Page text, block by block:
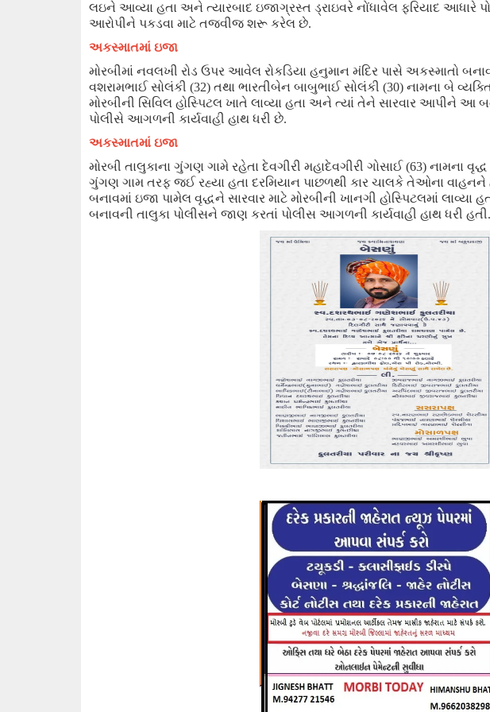
લઇને આવ્યા હતા અને ત્યારબાદ ઇજાગ્રસ્ત ડ્રાઇવરે નોંધાવેલ ફરિયાદ આધારે
આરોપીને પકડવા માટે તજવીજ શરૂ કરેલ છે.
અકસ્માતમાં ઇજા
મોરબીમાં નવલખી રોડ ઉપર આવેલ રોકડિયા હનુમાન મંદિર પાસે અકસ્માતો
વશરામભાઈ સોલંકી (32) તથા ભારતીબેન બાબુભાઈ સોલંકી (30) નામના બે
મોરબીની સિવિલ હોસ્પિટલ ખાતે લાવ્યા હતા અને ત્યાં તેને સારવાર આપીને આ
પોલીસે આગળની કાર્યવાહી હાથ ધરી છે.
અકસ્માતમાં ઇજા
મોરબી તાલુકાના ગુંગણ ગામે રહેતા દેવગીરી મહાદેવગીરી ગોસાઈ (63) નામના
ગુંગણ ગામ તરફ જઈ રહ્યા હતા દરમિયાન પાછળથી કાર ચાલકે તેઓના વાહનને
બનાવમાં ઇજા પામેલ વૃદ્ધને સારવાર માટે મોરબીની ખાનગી હોસ્પિટલમાં
બનાવની તાલુકા પોલીસને જાણ કરતાં પોલીસ આગળની કાર્યવાહી હાથ ધરી હતી.